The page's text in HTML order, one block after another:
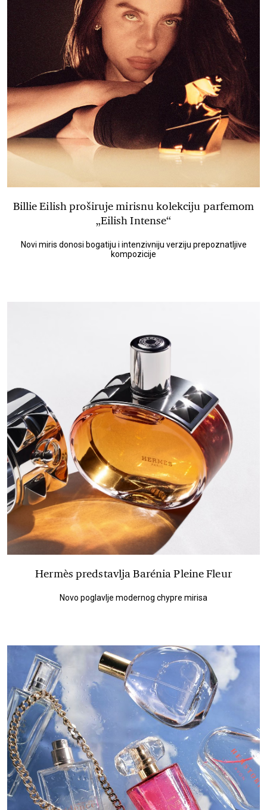
Billie Eilish proširuje mirisnu kolekciju parfemom
„Eilish Intense“
Novi miris donosi bogatiju i intenzivniju verziju prepoznatljive
kompozicije
Hermès predstavlja Barénia Pleine Fleur
Novo poglavlje modernog chypre mirisa